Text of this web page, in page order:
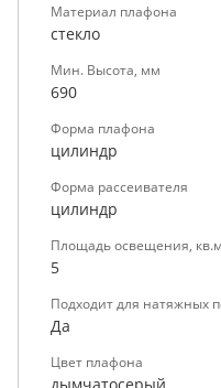
Материал плафона
стекло
Мин. Высота, мм
690
Форма плафона
цилиндр
Форма рассеивателя
цилиндр
Площадь освещения,
5
Подходит для натяжных
Да
Цвет плафона